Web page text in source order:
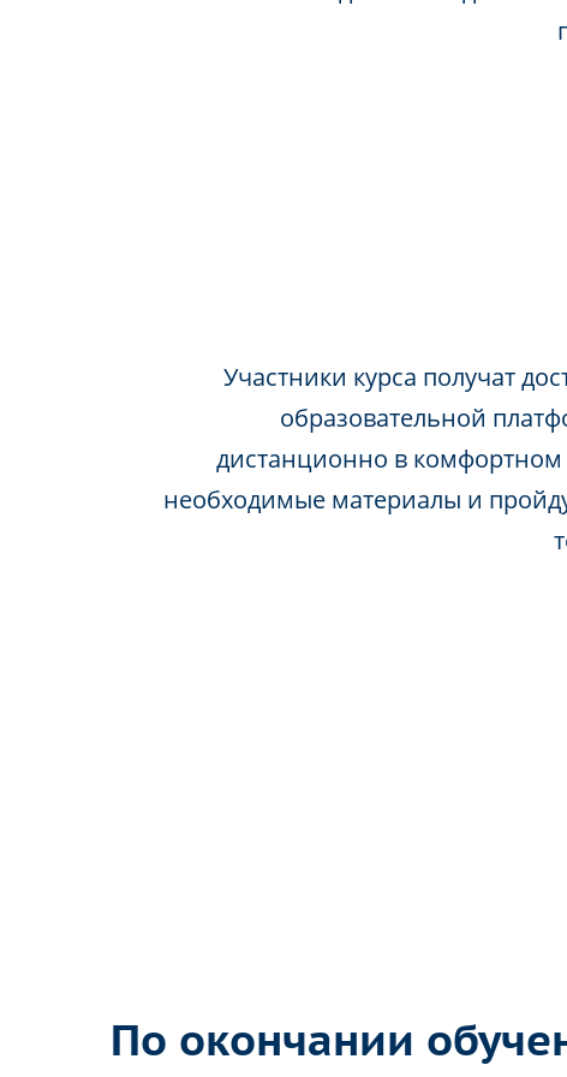
Участники курса получат
образовательной
дистанционно в комфортном
необходимые материалы и
По окончании